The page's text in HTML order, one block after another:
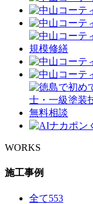
WORKS
施工事例
全て553